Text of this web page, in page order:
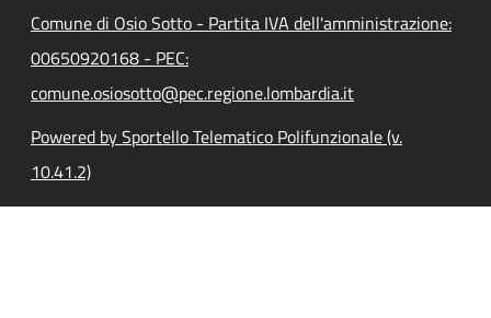
Comune di Osio Sotto - Partita IVA dell'amministrazione:
00650920168 - PEC:
comune.osiosotto@pec.regione.lombardia.it
Powered by Sportello Telematico Polifunzionale (v.
10.41.2)